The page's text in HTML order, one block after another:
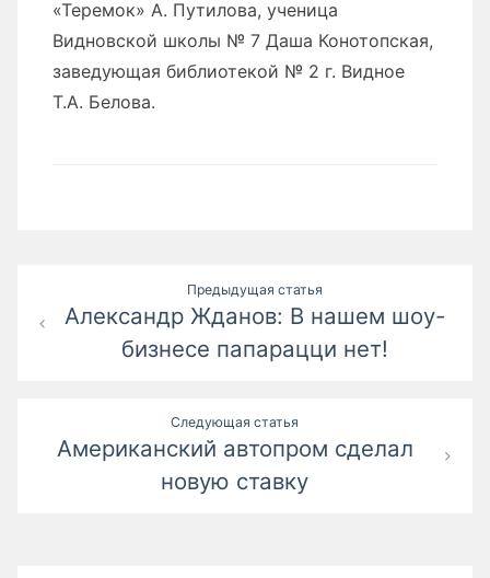
«Теремок» А. Путилова, ученица
Видновской школы № 7 Даша Конотопская,
заведующая библиотекой № 2 г. Видное
Т.А. Белова.
по
записям
Предыдущая статья
Александр Жданов: В нашем шоу-
бизнесе папарацци нет!
Следующая статья
Американский автопром сделал
новую ставку